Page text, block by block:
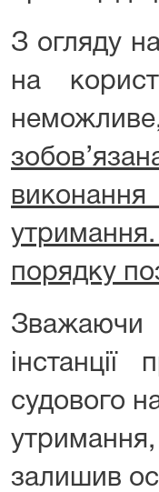
З огляду
на
виконання
порядку
Зважаючи
судового
залишив